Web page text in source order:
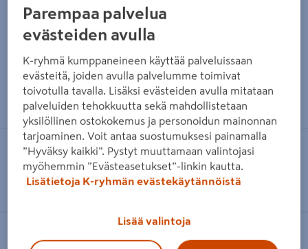
Tyhjennyspumppu Marnex Mx
Sub 400
134€/kpl
Lue lisää
Toimitettavissa
Heti 76 myymälästä
Pumppulohja RXM 1 0,25
309€/kpl
309 €/ kpl
Lue lisää
Toimitettavissa
Heti 8 myymälästä
Uppopumppu Calpeda Gxrm 9 RST
Tyhjennyspumppu Wilo TMW 32/8
Parempaa palvelua
evästeiden avulla
K-ryhmä kumppaneineen käyttää palveluissaan
evästeitä, joiden avulla palvelumme toimivat
toivotulla tavalla. Lisäksi evästeiden avulla mitataan
palveluiden tehokkuutta sekä mahdollistetaan
yksilöllinen ostokokemus ja personoidun mainonnan
tarjoaminen. Voit antaa suostumuksesi painamalla
”Hyväksy kaikki”. Pystyt muuttamaan valintojasi
myöhemmin ”Evästeasetukset”-linkin kautta.
Lisätietoja K-ryhmän evästekäytännöistä
Lisää valintoja